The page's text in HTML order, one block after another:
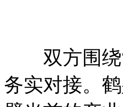
双方围绕“
务实对接。